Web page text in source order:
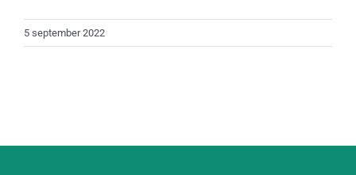
5 september 2022